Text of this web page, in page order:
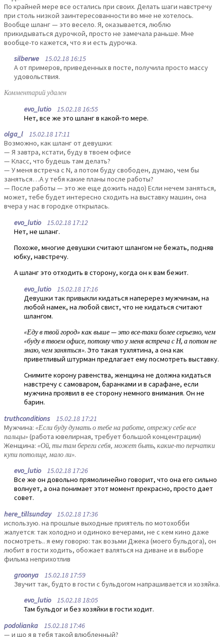
По крайней мере все остались при своих. Делать шаги навстречу
при столь низкой заинтересованности во мне не хотелось.
Вообще шланг — это весело. Я, оказывается, люблю
прикидываться дурочкой, просто не замечала раньше. Мне
вообще-то кажется, что я и есть дурочка.
silberwe 15.02.18 16:15
А от примеров, приведенных в посте, получила просто массу
удовольствия.
Комментарий удален
evo_lutio15.02.18 16:55
Нет, все же это шланг в какой-то мере.
olga_l 15.02.18 17:11
Возможно, как шланг от девушки:
— Я завтра, кстати, буду в твоем офисе
— Класс, что будешь там делать?
— У меня встреча с N, а потом буду свободен, думаю, чем бы
заняться…А у тебя какие планы после работы?
— После работы — это же еще дожить надо) Если нечем заняться,
может, тебе будет интересно сходить на выставку машин, она
вчера у нас в городке открылась.
evo_lutio15.02.18 17:12
Нет, не шланг.
Похоже, многие девушки считают шлангом не бежать, подняв
юбку, навстречу.
А шланг это отходить в сторону, когда он к вам бежит.
evo_lutio15.02.18 17:16
Девушки так привыкли кидаться наперерез мужчинам, на
любой намек, на любой свист, что не кидаться считают
шлангом.
«Еду в твой город» как выше — это все-таки более серьезно, чем
«буду в твоем офисе, потому что у меня встреча с Н, а потом не
знаю, чем заняться». Это такая тухлятина, а она как
приветливый штурман предлагает ему посмотреть выставку.
Снимите корону равенства, женщина не должна кидаться
навстречу с самоваром, баранками и в сарафане, если
мужчина проявил в ее сторону немного внимания. Он не
барин.
truthconditions 15.02.18 17:21
Мужчина: «Если буду думать о тебе на работе, отрежу себе все
пальцы»(работа ювелирная, требует большой концентрации)
Женщина: «Ой, ты там береги себя, может быть, какие-то перчатки
купи потолще, мало ли».
evo_lutio15.02.18 17:26
Все же он довольно прямолинейно говорит, что она его сильно
волнует, а она понимает этот момент прекрасно, просто дает
совет.
here_tillsunday15.02.18 17:36
использую. на прошлые выходные приятель по мотохобби
жалуется: так холодно и одиноко вечерами, не с кем кино даже
посмотреть.. я ему говорю: так возьми Джека (моего бульдога), он
любит в гости ходить, обожает валяться на диване и в выборе
фильма неприхотлив
groonya 15.02.18 17:59
Звучит так, будто в гости с бульдогом напрашивается и хозяйка.
evo_lutio15.02.18 18:05
Там бульдог и без хозяйки в гости ходит.
podolianka 15.02.18 17:46
— и шо я в тебя такой влюбленньій?